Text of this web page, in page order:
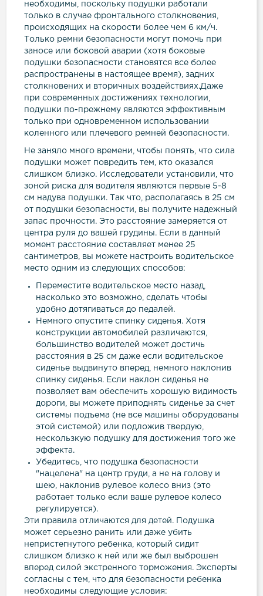
необходимы, поскольку подушки работали
только в случае фронтального столкновения,
происходящих на скорости более чем 6 км/ч.
Только ремни безопасности могут помочь при
заносе или боковой аварии (хотя боковые
подушки безопасности становятся все более
распространены в настоящее время), задних
столкновених и вторичных воздействиях.Даже
при современных достижениях технологии,
подушки по-прежнему являются эффективным
только при одновременном использовании
коленного или плечевого ремней безопасности.
Не заняло много времени, чтобы понять, что сила
подушки может повредить тем, кто оказался
слишком близко. Исследователи установили, что
зоной риска для водителя являются первые 5-8
см надува подушки. Так что, располагаясь в 25 см
от подушки безопасности, вы получите надежный
запас прочности. Это расстояние замеряется от
центра руля до вашей грудины. Если в данный
момент расстояние составляет менее 25
сантиметров, вы можете настроить водительское
место одним из следующих способов:
Переместите водительское место назад,
насколько это возможно, сделать чтобы
удобно дотягиваться до педалей.
Немного опустите спинку сиденья. Хотя
конструкции автомобилей различаются,
большинство водителей может достичь
расстояния в 25 см даже если водительское
сиденье выдвинуто вперед, немного наклонив
спинку сиденья. Если наклон сиденья не
позволяет вам обеспечить хорошую видимость
дороги, вы можете приподнять сиденье за счет
системы подъема (не все машины оборудованы
этой системой) или подложив твердую,
нескользкую подушку для достижения того же
эффекта.
Убедитесь, что подушка безопасности
"нацелена" на центр груди, а не на голову и
шею, наклонив рулевое колесо вниз (это
работает только если ваше рулевое колесо
регулируется).
Эти правила отличаются для детей. Подушка
может серьезно ранить или даже убить
непристегнутого ребенка, который сидит
слишком близко к ней или же был выброшен
вперед силой экстренного торможения. Эксперты
согласны с тем, что для безопасности ребенка
необходимы следующие условия: